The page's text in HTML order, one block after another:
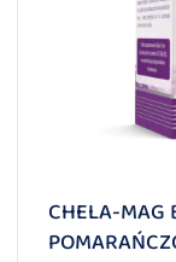
CHELA-MAG